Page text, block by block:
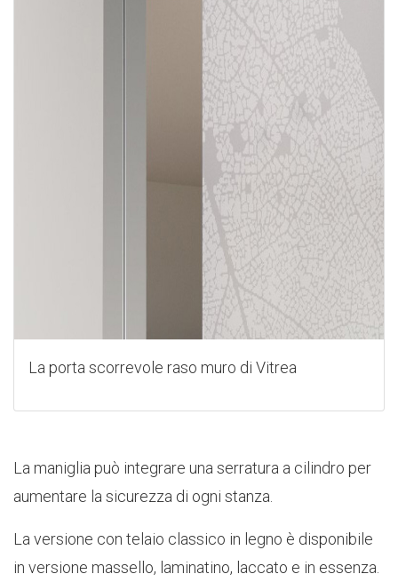
La porta scorrevole raso muro di Vitrea
La maniglia può integrare una serratura a cilindro per
aumentare la sicurezza di ogni stanza.
La versione con telaio classico in legno è disponibile
in versione massello, laminatino, laccato e in essenza.